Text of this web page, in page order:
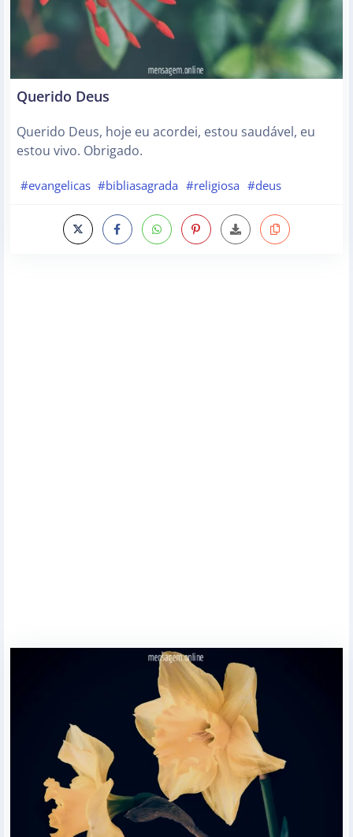
Querido Deus
Querido Deus, hoje eu acordei, estou saudável, eu
estou vivo. Obrigado.
#evangelicas #bibliasagrada #religiosa #deus